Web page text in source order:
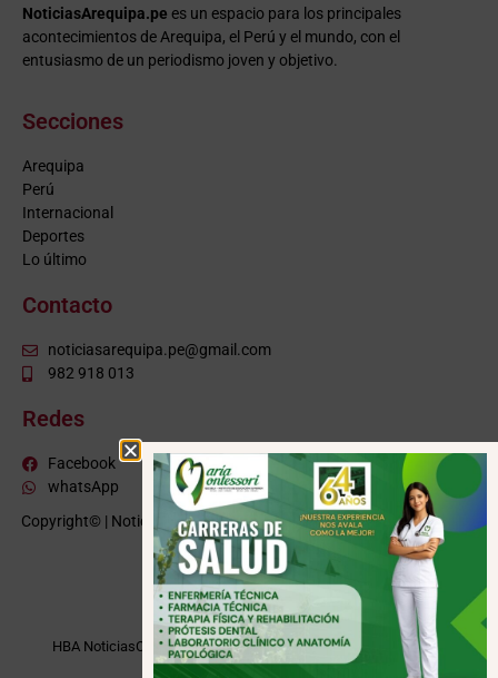
NoticiasArequipa.pe es un espacio para los principales
acontecimientos de Arequipa, el Perú y el mundo, con el
entusiasmo de un periodismo joven y objetivo.
Secciones
Arequipa
Perú
Internacional
Deportes
Lo último
Contacto
noticiasarequipa.pe@gmail.com
982 918 013
Redes
Facebook
whatsApp
Copyright© | NoticiasArequipa.pe | Grupo HBA Noticias| Todos los
derechos reservados
VISITE TAMBIÉN
HBA NoticiasCusco InformaMoquegua Noticias Tacna Noticias
Puno Noticias